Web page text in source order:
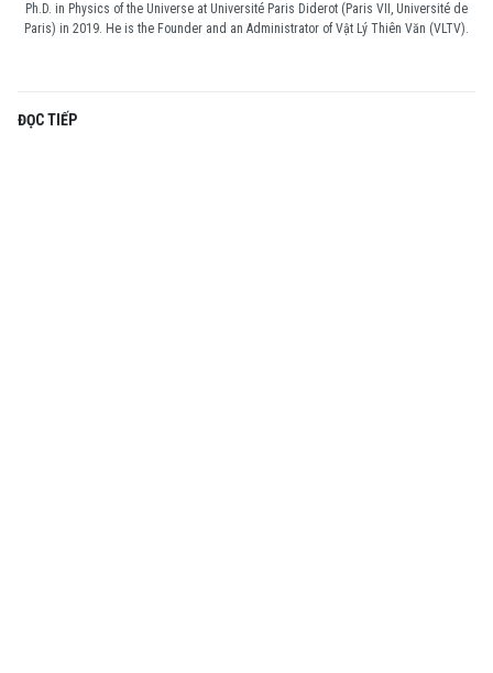
Ph.D. in Physics of the Universe at Université Paris Diderot (Paris VII, Université de
Paris) in 2019. He is the Founder and an Administrator of Vật Lý Thiên Văn (VLTV).
ĐỌC TIẾP